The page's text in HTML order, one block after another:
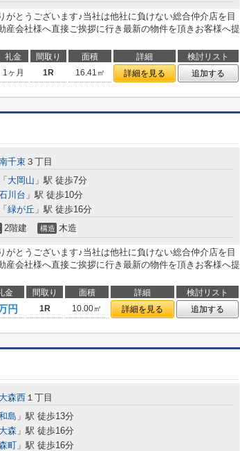
がとうございます♪当社は他社に負けない総合仲介店を目
産会社様へ直接ご挨拶に行き最新の物件を頂きお客様へ提
礼金 間取り 面積 詳細
検討リスト
1ヶ月 1R 16.41㎡ 詳細を見る 追加する
千束 ３丁目
「 大岡山 」駅 徒歩7分
川台 」駅 徒歩10分
「 緑が丘 」駅 徒歩16分
2階建 構造 木造
がとうございます♪当社は他社に負けない総合仲介店を目
産会社様へ直接ご挨拶に行き最新の物件を頂きお客様へ提
金 間取り 面積 詳細
検討リスト
円 1R 10.00㎡ 詳細を見る 追加する
大森西 １丁目
島 」駅 徒歩13分
大森 」駅 徒歩16分
町 」駅 徒歩16分